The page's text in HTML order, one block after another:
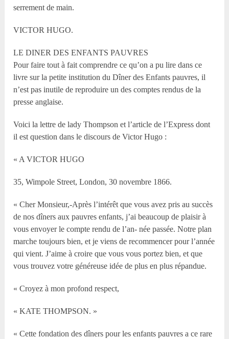
serrement de main.
VICTOR HUGO.
LE DINER DES ENFANTS PAUVRES
Pour faire tout à fait comprendre ce qu’on a pu lire dans ce
livre sur la petite institution du Dîner des Enfants pauvres, il
n’est pas inutile de reproduire un des comptes rendus de la
presse anglaise.
Voici la lettre de lady Thompson et l’article de l’Express dont
il est question dans le discours de Victor Hugo :
« A VICTOR HUGO
35, Wimpole Street, London, 30 novembre 1866.
« Cher Monsieur,-Après l’intérêt que vous avez pris au succès
de nos dîners aux pauvres enfants, j’ai beaucoup de plaisir à
vous envoyer le compte rendu de l’an- née passée. Notre plan
marche toujours bien, et je viens de recommencer pour l’année
qui vient. J’aime à croire que vous vous portez bien, et que
vous trouvez votre généreuse idée de plus en plus répandue.
« Croyez à mon profond respect,
« KATE THOMPSON. »
« Cette fondation des dîners pour les enfants pauvres a ce rare